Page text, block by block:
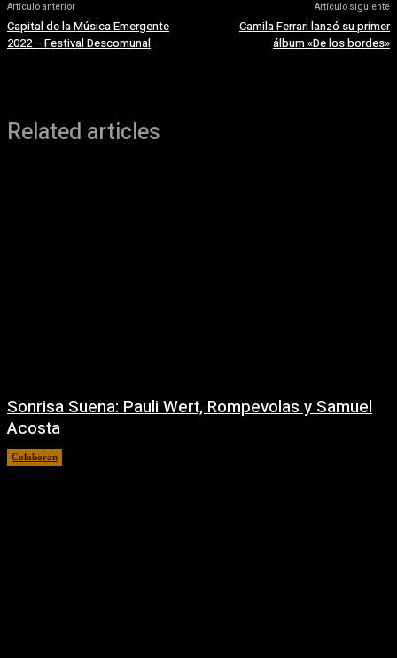
Artículo anterior
Capital de la Música Emergente
2022 – Festival Descomunal
Artículo siguiente
Camila Ferrari lanzó su primer
álbum «De los bordes»
Related articles
Sonrisa Suena: Pauli Wert, Rompevolas y Samuel
Acosta
Colaboran